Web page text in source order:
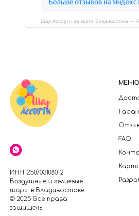
Шар Ассорти на карте Владивостока —
ИНН 250703108012
Воздушные и гелиевые
шары в Владивостоке
© 2025 Все права
защищены
МЕНЮ
FAQ